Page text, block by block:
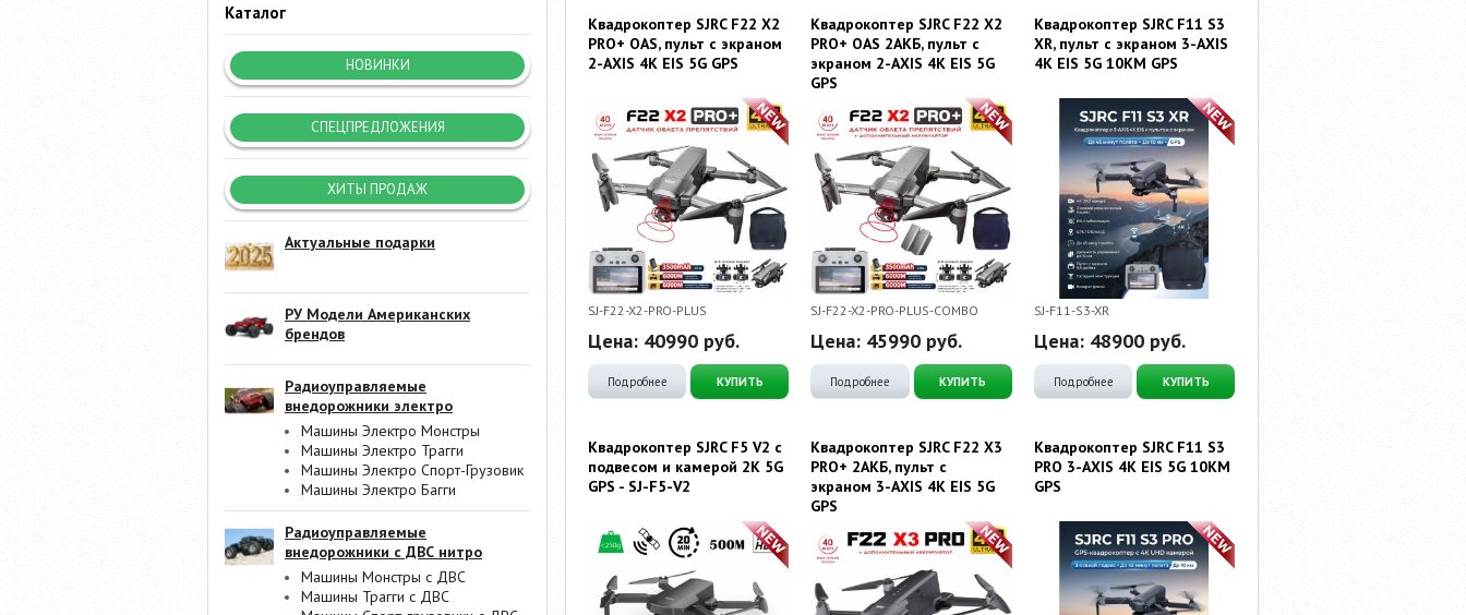
Каталог
НОВИНКИ
СПЕЦПРЕДЛОЖЕНИЯ
ХИТЫ ПРОДАЖ
Актуальные подарки
РУ Модели Американских
брендов
Радиоуправляемые
внедорожники электро
Машины Электро Монстры
Машины Электро Трагги
Машины Электро Спорт-Грузовик
Машины Электро Багги
Радиоуправляемые
внедорожники с ДВС нитро
Машины Монстры с ДВС
Машины Трагги с ДВС
Квадрокоптер SJRC F22 X2
PRO+ OAS, пульт с экраном
2-AXIS 4K EIS 5G GPS
SJ-F22-X2-PRO-PLUS
Цена: 40990 руб.
Подробнее КУПИТЬ
Квадрокоптер SJRC F22 X2
PRO+ OAS 2АКБ, пульт с
экраном 2-AXIS 4K EIS 5G
GPS
SJ-F22-X2-PRO-PLUS-COMBO
Цена: 45990 руб.
Подробнее КУПИТЬ
Квадрокоптер SJRC F11 S3
XR, пульт с экраном 3-AXIS
4K EIS 5G 10KM GPS
SJ-F11-S3-XR
Цена: 48900руб.
Подробнее КУПИТЬ
Квадрокоптер SJRC F5 V2 с
подвесом и камерой 2K 5G
GPS - SJ-F5-V2
Квадрокоптер SJRC F22 X3
PRO+ 2АКБ, пульт с
экраном 3-AXIS 4K EIS 5G
GPS
Квадрокоптер SJRC F11 S3
PRO 3-AXIS 4K EIS 5G 10KM
GPS